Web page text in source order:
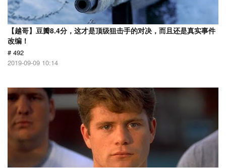
【越哥】豆瓣8.4分，这才是顶级狙击手的对决，而且还是真实事件
改编！
# 492
2019-09-09 10:14